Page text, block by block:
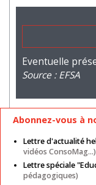
Eventuelle
Source : EFSA
Mentions
Abonnez-vous à
Lettre d'actualité
vidéos ConsoMag...)
Lettre spéciale
pédagogiques)